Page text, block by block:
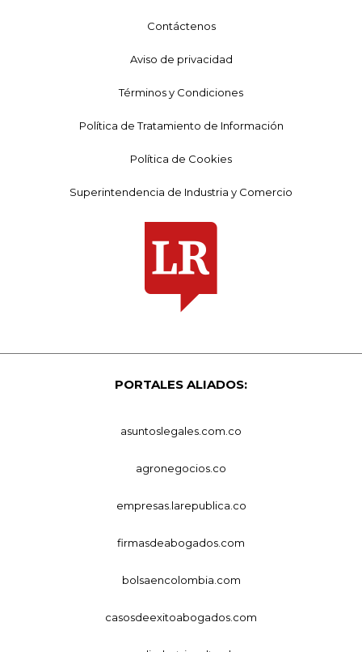
Contáctenos
Aviso de privacidad
Términos y Condiciones
Política de Tratamiento de Información
Política de Cookies
Superintendencia de Industria y Comercio
PORTALES ALIADOS:
asuntoslegales.com.co
agronegocios.co
empresas.larepublica.co
firmasdeabogados.com
bolsaencolombia.com
casosdeexitoabogados.com